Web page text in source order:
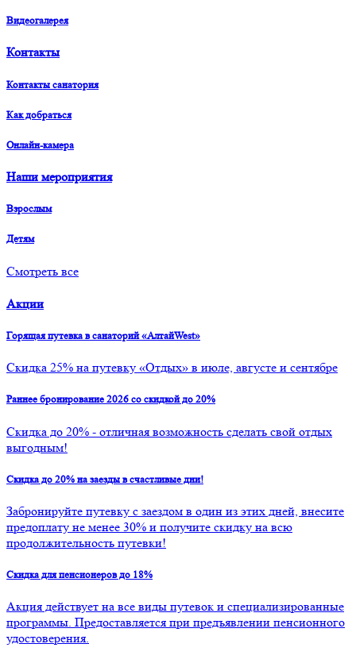
Видеогалерея
Контакты
Контакты санатория
Как добраться
Онлайн-камера
Наши мероприятия
Взрослым
Детям
Смотреть все
Акции
Горящая путевка в санаторий «АлтайWest»
Скидка 25% на путевку «Отдых» в июле, августе и сентябре
Раннее бронирование 2026 со скидкой до 20%
Скидка до 20% - отличная возможность сделать свой отдых
выгодным!
Скидка до 20% на заезды в счастливые дни!
Забронируйте путевку с заездом в один из этих дней, внесите
предоплату не менее 30% и получите скидку на всю
продолжительность путевки!
Скидка для пенсионеров до 18%
Акция действует на все виды путевок и специализированные
программы. Предоставляется при предъявлении пенсионного
удостоверения.